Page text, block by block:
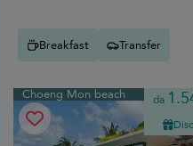
Breakfast Transfer
Choeng Mon beach da